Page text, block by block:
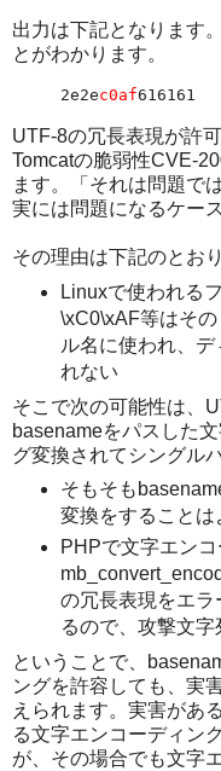
出力は下記となります
とがわかります。
2e2ec0af616161
UTF-8の冗長表現が許
Tomcatの脆弱性CVE-
ます。「それは問題で
実には問題になるケー
その理由は下記のとお
Linuxで使われる
\xC0\xAF等はそ
ル名に使われ、
れない
そこで次の可能性は、
basenameをパスした
グ変換されてシングル
そもそも
変換をすることは
PHPで文字エン
の冗長表現をエ
るので、攻撃文
ということで、
ングを許容しても、実
えられます。実害があ
る文字エンコーディン
が、その場合でも文字